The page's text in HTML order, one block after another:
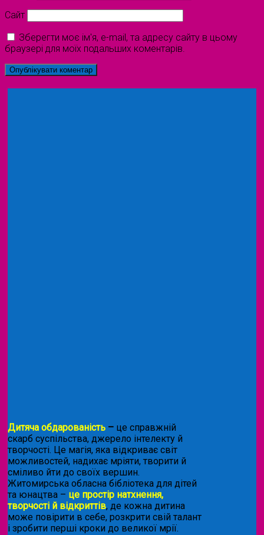
Сайт
Зберегти моє ім'я, e-mail, та адресу сайту в цьому
браузері для моїх подальших коментарів.
Дитяча обдарованість – це справжній
скарб суспільства, джерело інтелекту й
творчості. Це магія, яка відкриває світ
можливостей, надихає мріяти, творити й
сміливо йти до своїх вершин.
Житомирська обласна бібліотека для дітей
та юнацтва – це простір натхнення,
творчості й відкриттів, де кожна дитина
може повірити в себе, розкрити свій талант
і зробити перші кроки до великої мрії.